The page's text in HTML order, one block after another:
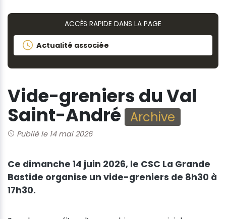
ACCÈS RAPIDE DANS LA PAGE
Actualité associée
Vide-greniers du Val
Saint-André Archive
Publié le 14 mai 2026
Ce dimanche 14 juin 2026, le CSC La Grande
Bastide organise un vide-greniers de 8h30 à
17h30.